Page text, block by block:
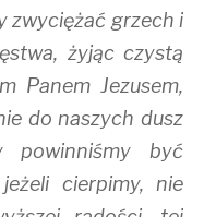
zwyciężać grzech i
żyjąc czystą
Panem Jezusem,
do naszych dusz
powinniśmy być
cierpimy, nie